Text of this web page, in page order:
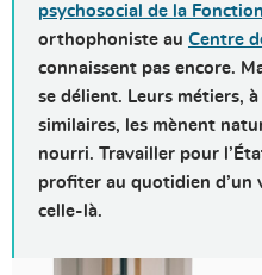
psychosocial de la
orthophoniste au Centre
connaissent pas encore.
se délient. Leurs métiers,
similaires, les mènent
nourri. Travailler pour
profiter au quotidien d’un
celle-là.